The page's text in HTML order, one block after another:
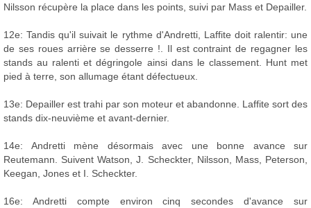
Nilsson récupère la place dans les points, suivi par Mass et Depailler.
12e: Tandis qu'il suivait le rythme d'Andretti, Laffite doit ralentir: une
de ses roues arrière se desserre !. Il est contraint de regagner les
stands au ralenti et dégringole ainsi dans le classement. Hunt met
pied à terre, son allumage étant défectueux.
13e: Depailler est trahi par son moteur et abandonne. Laffite sort des
stands dix-neuvième et avant-dernier.
14e: Andretti mène désormais avec une bonne avance sur
Reutemann. Suivent Watson, J. Scheckter, Nilsson, Mass, Peterson,
Keegan, Jones et I. Scheckter.
16e: Andretti compte environ cinq secondes d'avance sur